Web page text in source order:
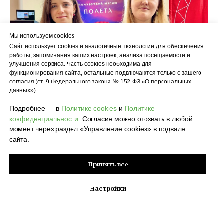
Мы используем cookies
Сайт использует cookies и аналогичные технологии для обеспечения
работы, запоминания ваших настроек, анализа посещаемости и
улучшения сервиса. Часть cookies необходима для
функционирования сайта, остальные подключаются только с вашего
согласия (ст. 9 Федерального закона № 152-ФЗ «О персональных
данных»).
Подробнее — в Политике cookies и Политике
конфиденциальности. Согласие можно отозвать в любой
момент через раздел «Управление cookies» в подвале
сайта.
Принять все
Настройки